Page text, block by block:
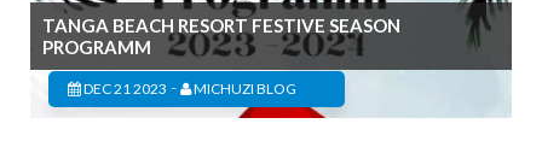
TANGA BEACH RESORT FESTIVE SEASON
PROGRAMM
DEC 21 2023 - MICHUZI BLOG